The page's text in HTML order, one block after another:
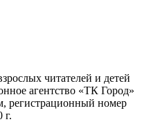
читателей и детей
агентство «ТК Город»
регистрационный номер
г.